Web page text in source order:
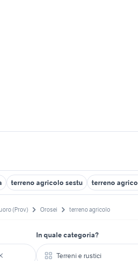
terreno agricolo sestu terreno
(Prov) Orosei terreno agricolo
In quale categoria?
Terreni e rustici